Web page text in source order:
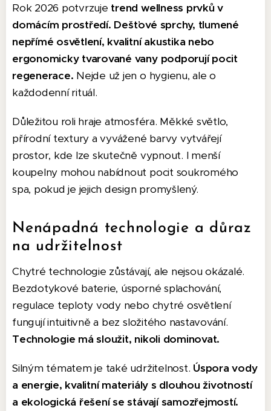
Rok 2026 potvrzuje trend wellness prvků v
domácím prostředí. Dešťové sprchy, tlumené
nepřímé osvětlení, kvalitní akustika nebo
ergonomicky tvarované vany podporují pocit
regenerace. Nejde už jen o hygienu, ale o
každodenní rituál.
Důležitou roli hraje atmosféra. Měkké světlo,
přírodní textury a vyvážené barvy vytvářejí
prostor, kde lze skutečně vypnout. I menší
koupelny mohou nabídnout pocit soukromého
spa, pokud je jejich design promyšlený.
Nenápadná technologie a důraz
na udržitelnost
Chytré technologie zůstávají, ale nejsou okázalé.
Bezdotykové baterie, úsporné splachování,
regulace teploty vody nebo chytré osvětlení
fungují intuitivně a bez složitého nastavování.
Technologie má sloužit, nikoli dominovat.
Silným tématem je také udržitelnost. Úspora vody
a energie, kvalitní materiály s dlouhou životností
a ekologická řešení se stávají samozřejmostí.